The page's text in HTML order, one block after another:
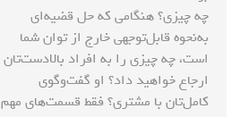
چه چیزی؟ هنگامی که حل قضیه‌ای
به‌نحوه قابل‌توجهی خارج از توان شما
است، چه چیزی را به افراد بالادست‌تان
ارجاع خواهید داد؟ او گفت‌وگوی
کامل‌تان با مشتری؟ فقط قسمت‌های مهم